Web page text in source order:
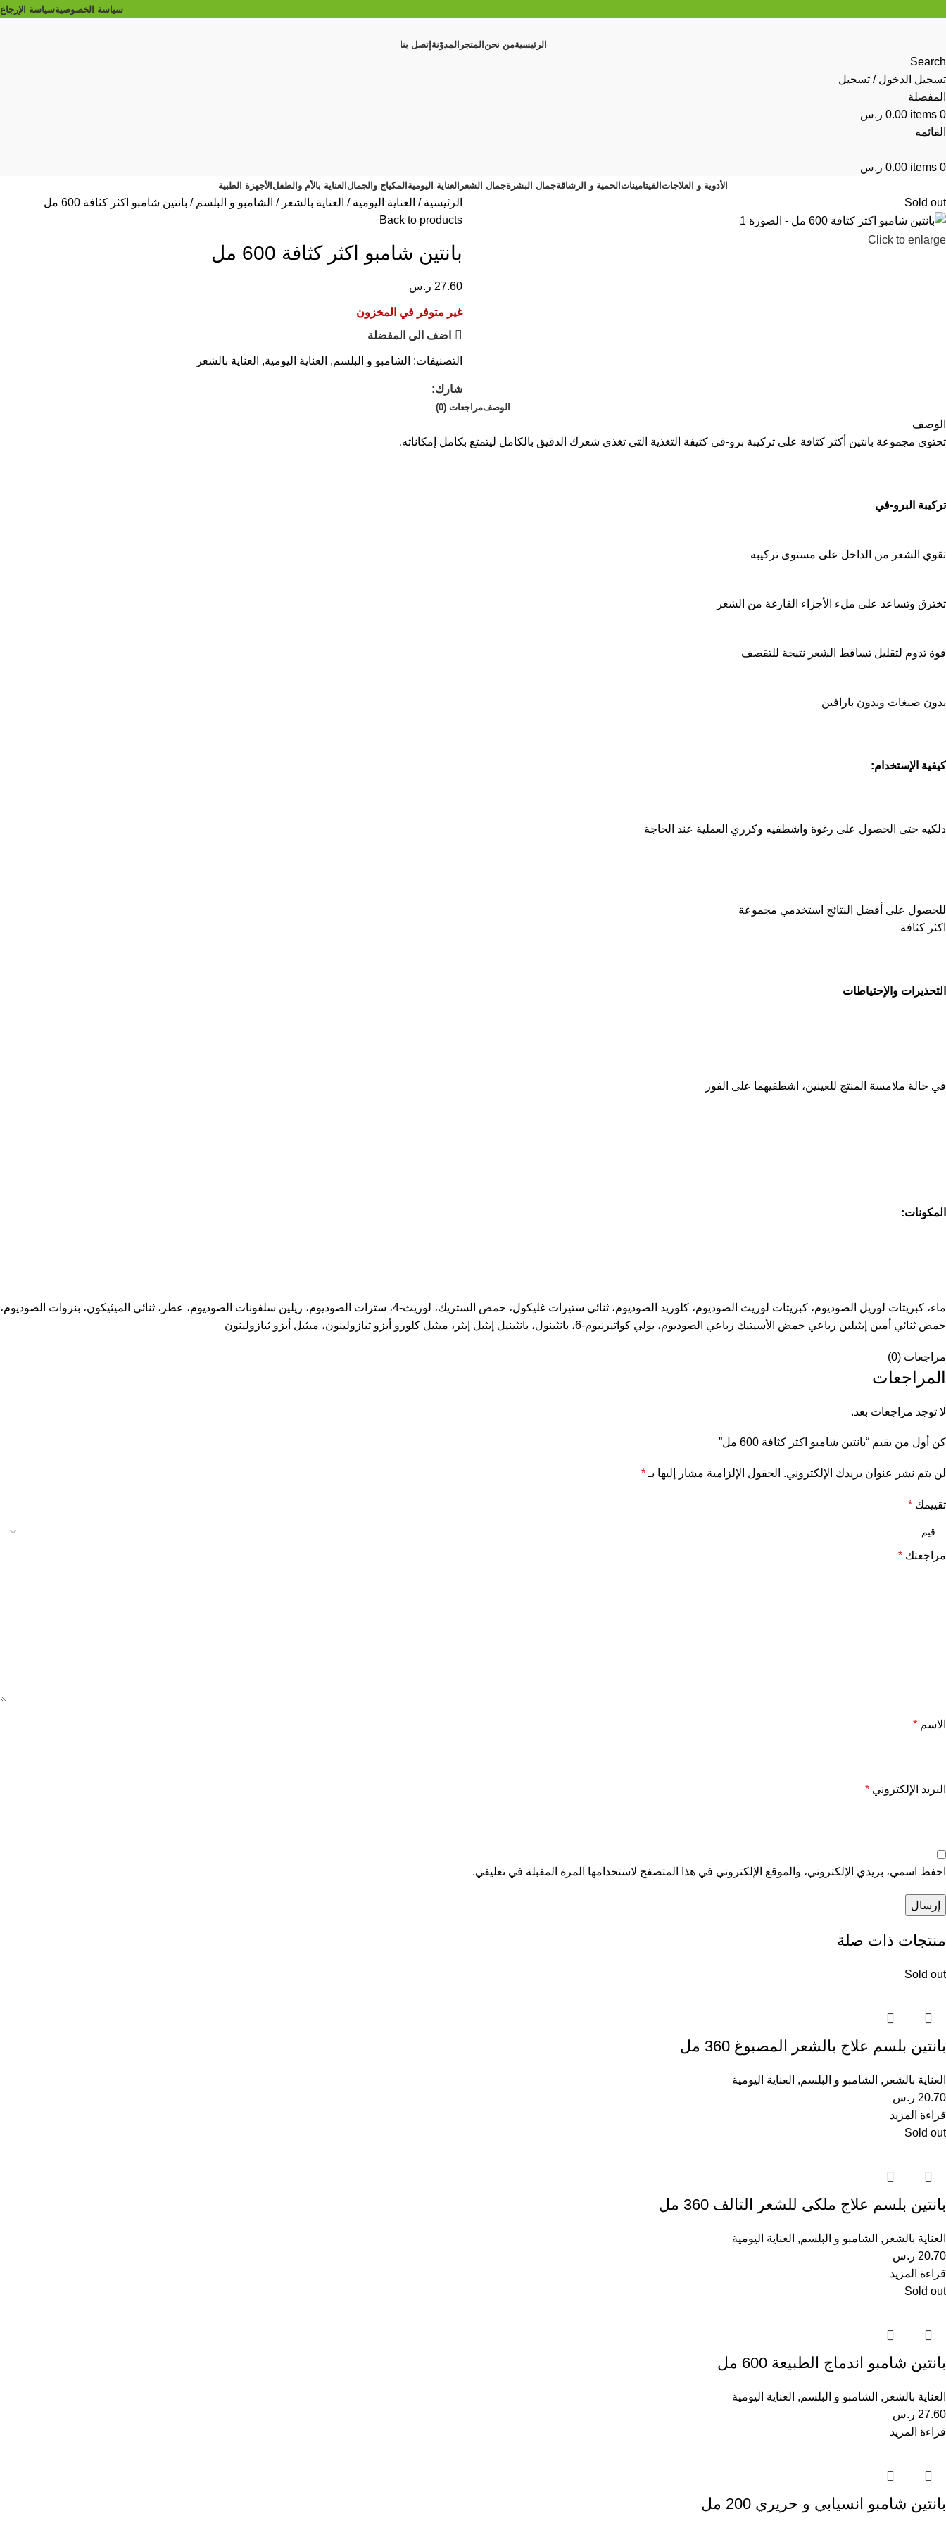
سياسة الخصوصيةسياسة الإرجاع
الرئيسيةمن نحن المتجر المدوّنة إتصل بنا
Search
تسجيل الدخول / تسجيل
المفضلة
0
items
0.00 ر.س
القائمه
0
items
0.00 ر.س
الأدوية و العلاجات الفيتامينات الحمية و الرشاقةجمال البشرةجمال الشعر العناية اليومية المكياج والجمال العناية بالأم والطفل الأجهزة الطبية
Sold out
Click to enlarge
الرئيسية العناية اليومية العناية بالشعر الشامبو و البلسم بانتين شامبو اكثر كثافة 600 مل
Back to products
بانتين شامبو اكثر كثافة 600 مل
27.60 ر.س
غير متوفر في المخزون
اضف الى المفضلة
التصنيفات: الشامبو و البلسم, العناية اليومية, العناية بالشعر
شارك:
الوصفمراجعات (0)
الوصف
تحتوي مجموعة بانتين أكثر كثافة على تركيبة برو-في كثيفة التغذية التي تغذي شعرك الدقيق بالكامل ليتمتع بكامل إمكاناته.
تركيبة البرو-في
تقوي الشعر من الداخل على مستوى تركيبه
تخترق وتساعد على ملء الأجزاء الفارغة من الشعر
قوة تدوم لتقليل تساقط الشعر نتيجة للتقصف
بدون صبغات وبدون بارافين
كيفية الإستخدام:
دلكيه حتى الحصول على رغوة واشطفيه وكرري العملية عند الحاجة
للحصول على أفضل النتائج استخدمي مجموعة
اكثر كثافة
التحذيرات والإحتياطات
في حالة ملامسة المنتج للعينين، اشطفيهما على الفور
المكونات:
ماء، كبريتات لوريل الصوديوم، كبريتات لوريث الصوديوم، كلوريد الصوديوم، ثنائي ستيرات غليكول، حمض الستريك، لوريث-4، سترات الصوديوم، زيلين سلفونات الصوديوم، عطر، ثنائي الميثيكون، بنزوات الصوديوم،
حمض ثنائي أمين إيثيلين رباعي حمض الأسيتيك رباعي الصوديوم، بولي كواتيرنيوم-6، بانثينول، بانثينيل إيثيل إيثر، ميثيل كلورو أيزو ثيازولينون، ميثيل أيزو ثيازولينون
مراجعات (0)
المراجعات
لا توجد مراجعات بعد.
كن أول من يقيم “بانتين شامبو اكثر كثافة 600 مل”
لن يتم نشر عنوان بريدك الإلكتروني. الحقول الإلزامية مشار إليها بـ *
تقييمك *
مراجعتك *
الاسم *
البريد الإلكتروني *
احفظ اسمي، بريدي الإلكتروني، والموقع الإلكتروني في هذا المتصفح لاستخدامها المرة المقبلة في تعليقي.
منتجات ذات صلة
Sold out
بانتين بلسم علاج بالشعر المصبوغ 360 مل
العناية بالشعر , الشامبو و البلسم, العناية اليومية
20.70 ر.س
قراءة المزيد
Sold out
بانتين بلسم علاج ملكى للشعر التالف 360 مل
العناية بالشعر , الشامبو و البلسم, العناية اليومية
20.70 ر.س
قراءة المزيد
Sold out
بانتين شامبو اندماج الطبيعة 600 مل
العناية بالشعر , الشامبو و البلسم, العناية اليومية
27.60 ر.س
قراءة المزيد
بانتين شامبو انسيابي و حريري 200 مل